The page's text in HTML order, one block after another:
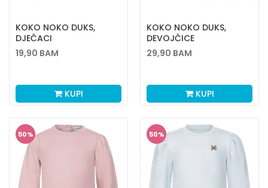
KOKO NOKO DUKS,
DJEČACI
19,90 BAM
KUPI
KOKO NOKO DUKS,
DEVOJČICE
29,90 BAM
KUPI
50% 50%